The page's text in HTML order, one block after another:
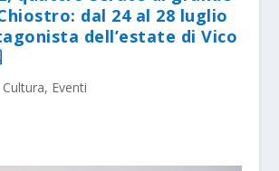
dal 24 al 28 luglio
dell’estate di Vico
Cultura, Eventi